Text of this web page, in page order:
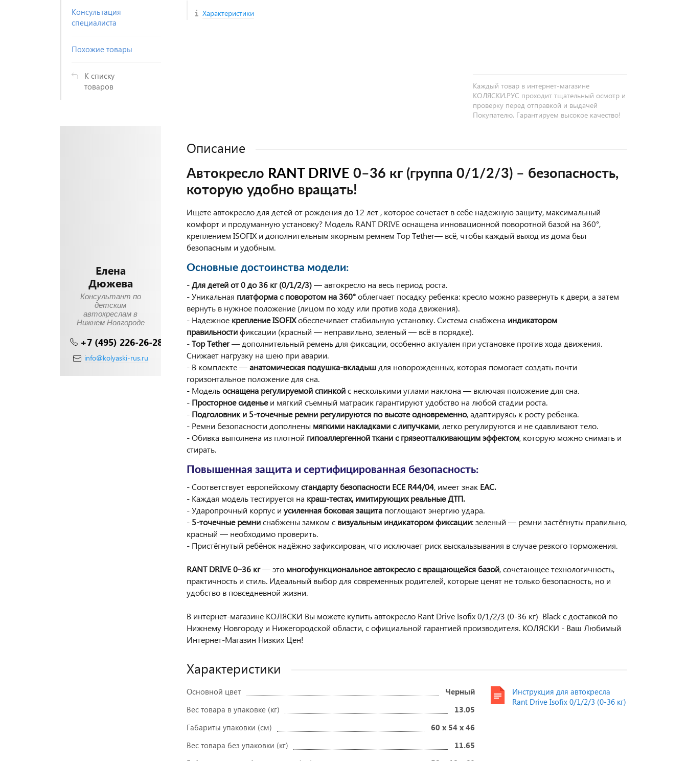
Консультация
специалиста
Похожие товары
К списку
товаров
Елена
Дюжева
Консультант по
детским
автокреслам в
Нижнем Новгороде
+7 (495) 226-26-28
info@kolyaski-rus.ru
Характеристики
Каждый товар в интернет-магазине
КОЛЯСКИ.РУС проходит тщательный осмотр и
проверку перед отправкой и выдачей
Покупателю. Гарантируем высокое качество!
Описание
Автокресло RANT DRIVE 0–36 кг (группа 0/1/2/3) – безопасность,
которую удобно вращать!
Ищете автокресло для детей от рождения до 12 лет , которое сочетает в себе надежную защиту, максимальный
комфорт и продуманную установку? Модель RANT DRIVE оснащена инновационной поворотной базой на 360°,
креплением ISOFIX и дополнительным якорным ремнем Top Tether— всё, чтобы каждый выход из дома был
безопасным и удобным.
Основные достоинства модели:
-Для детей от 0 до 36 кг (0/1/2/3)— автокресло на весь период роста.
- Уникальная платформа с поворотом на 360°облегчает посадку ребенка: кресло можно развернуть к двери, а затем
вернуть в нужное положение (лицом по ходу или против хода движения).
- Надежное крепление ISOFIXобеспечивает стабильную установку. Система снабжена индикатором
правильностификсации (красный — неправильно, зеленый — всё в порядке).
-Top Tether— дополнительный ремень для фиксации, особенно актуален при установке против хода движения.
Снижает нагрузку на шею при аварии.
- В комплекте —анатомическая подушка-вкладыш для новорожденных, которая помогает создать почти
горизонтальное положение для сна.
- Модельоснащена регулируемой спинкойс несколькими углами наклона — включая положение для сна.
- Просторное сиденьеи мягкий съемный матрасик гарантируют удобство на любой стадии роста.
- Подголовник и 5-точечные ремни регулируются по высоте одновременно, адаптируясь к росту ребенка.
- Ремни безопасности дополнены мягкими накладками с липучками, легко регулируются и не сдавливают тело.
- Обивка выполнена из плотной гипоаллергенной ткани с грязеотталкивающим эффектом, которую можно снимать и
стирать.
Повышенная защита и сертифицированная безопасность:
- Соответствует европейскомустандарту безопасности ECE R44/04, имеет знак EAC.
- Каждая модель тестируется на краш-тестах, имитирующих реальные ДТП.
- Ударопрочный корпус и усиленная боковая защита поглощают энергию удара.
- 5-точечные ремниснабжены замком с визуальным индикатором фиксации: зеленый — ремни застёгнуты правильно,
красный — необходимо проверить.
- Пристёгнутый ребёнок надёжно зафиксирован, что исключает риск выскальзывания в случае резкого торможения.
RANT DRIVE 0–36 кг— это многофункциональное автокресло с вращающейся базой, сочетающее технологичность,
практичность и стиль. Идеальный выбор для современных родителей, которые ценят не только безопасность, но и
удобство в повседневной жизни.
В интернет-магазине КОЛЯСКИ Вы можете купить автокресло Rant Drive Isofix 0/1/2/3 (0-36 кг) Black с доставкой по
Нижнему Новгороду и Нижегородской области, с официальной гарантией производителя. КОЛЯСКИ - Ваш Любимый
Интернет-Магазин Низких Цен!
Характеристики
Основной цвет
Черный
Вес товара в упаковке (кг)
13.05
Габариты упаковки (см)
60 x 54 x 46
Вес товара без упаковки (кг)
11.65
Инструкция для автокресла
Rant Drive Isofix 0/1/2/3 (0-36 кг)